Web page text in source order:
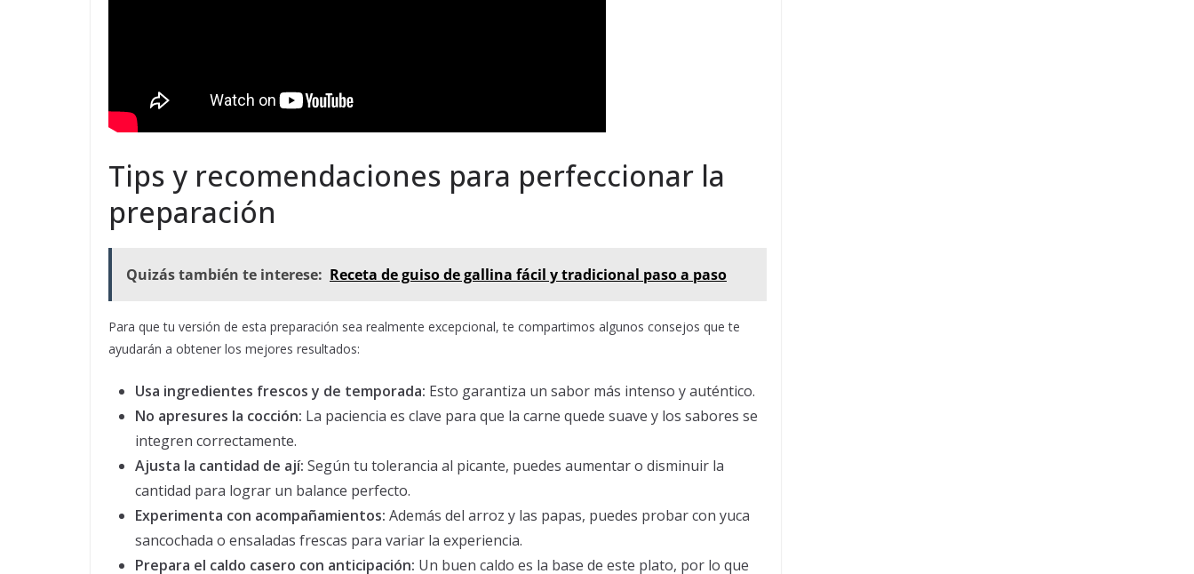
Tips y recomendaciones para perfeccionar la
preparación
Quizás también te interese: Receta de guiso de gallina fácil y tradicional paso a paso
Para que tu versión de esta preparación sea realmente excepcional, te compartimos algunos consejos que te
ayudarán a obtener los mejores resultados:
Usa ingredientes frescos y de temporada: Esto garantiza un sabor más intenso y auténtico.
No apresures la cocción: La paciencia es clave para que la carne quede suave y los sabores se
integren correctamente.
Ajusta la cantidad de ají: Según tu tolerancia al picante, puedes aumentar o disminuir la
cantidad para lograr un balance perfecto.
Experimenta con acompañamientos: Además del arroz y las papas, puedes probar con yuca
sancochada o ensaladas frescas para variar la experiencia.
Prepara el caldo casero con anticipación: Un buen caldo es la base de este plato, por lo que